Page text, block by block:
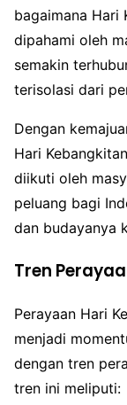
bagaimana Hari
dipahami oleh
semakin
terisolasi dari
Dengan
Hari
diikuti oleh
peluang bagi
dan budayanya
Tren
Perayaan Hari
menjadi
dengan tren
tren ini meliputi: